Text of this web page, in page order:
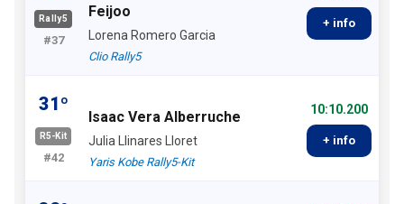
Rally5
#37
Feijoo
Lorena Romero Garcia
Clio Rally5
+ info
31º
R5-Kit
#42
Isaac Vera Alberruche
Julia Llinares Lloret
Yaris Kobe Rally5-Kit
10:10.200
+ info